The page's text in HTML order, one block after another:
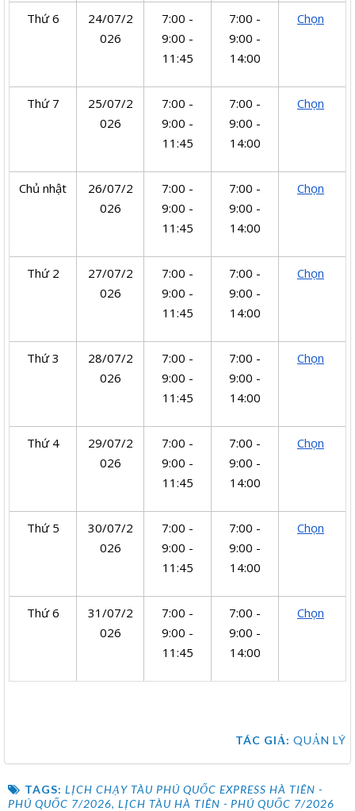
Thứ 6
24/07/2
026
7:00 -
9:00 -
11:45
7:00 -
9:00 -
14:00
Chọn
Thứ 7
25/07/2
026
7:00 -
9:00 -
11:45
7:00 -
9:00 -
14:00
Chọn
Chủ nhật
26/07/2
026
7:00 -
9:00 -
11:45
7:00 -
9:00 -
14:00
Chọn
Thứ 2
27/07/2
026
7:00 -
9:00 -
11:45
7:00 -
9:00 -
14:00
Chọn
Thứ 3
28/07/2
026
7:00 -
9:00 -
11:45
7:00 -
9:00 -
14:00
Chọn
Thứ 4
29/07/2
026
7:00 -
9:00 -
11:45
7:00 -
9:00 -
14:00
Chọn
Thứ 5
30/07/2
026
7:00 -
9:00 -
11:45
7:00 -
9:00 -
14:00
Chọn
Thứ 6
31/07/2
026
7:00 -
9:00 -
11:45
7:00 -
9:00 -
14:00
Chọn
TÁC GIẢ: QUẢN LÝ
TAGS: LỊCH CHẠY TÀU PHÚ QUỐC EXPRESS HÀ TIÊN -
PHÚ QUỐC 7/2026, LỊCH TÀU HÀ TIÊN - PHÚ QUỐC 7/2026